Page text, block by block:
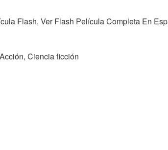
Flash, Ver Flash Película Completa En
Ciencia ficción